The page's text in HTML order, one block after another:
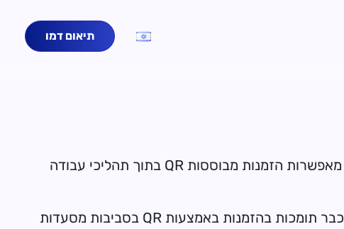
תיאום דמו
. דף זה מציג אילו מערכות POS ופלטפורמות מאפשרות הזמנות מבוססות QR בתוך תהליכי עבודה
בניגוד לסקירה כללית של הזמנות באמצעות QR כפונקציונליות של המוצר, דף זה מתמקד באינטגרציות שכבר תומכות בהזמנות באמצעות QR בסביבות מסעדות